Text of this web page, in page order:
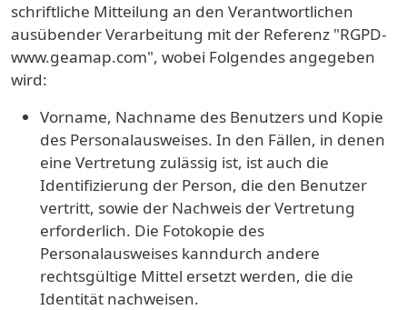
schriftliche Mitteilung an den Verantwortlichen
ausübender Verarbeitung mit der Referenz "RGPD-
www.geamap.com", wobei Folgendes angegeben
wird:
Vorname, Nachname des Benutzers und Kopie
des Personalausweises. In den Fällen, in denen
eine Vertretung zulässig ist, ist auch die
Identifizierung der Person, die den Benutzer
vertritt, sowie der Nachweis der Vertretung
erforderlich. Die Fotokopie des
Personalausweises kanndurch andere
rechtsgültige Mittel ersetzt werden, die die
Identität nachweisen.